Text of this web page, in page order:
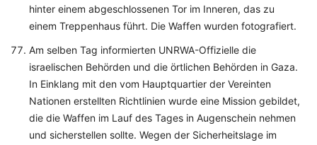
hinter einem abgeschlossenen Tor im Inneren, das zu
einem Treppenhaus führt. Die Waffen wurden fotografiert.
Am selben Tag informierten UNRWA-Offizielle die
israelischen Behörden und die örtlichen Behörden in Gaza.
In Einklang mit den vom Hauptquartier der Vereinten
Nationen erstellten Richtlinien wurde eine Mission gebildet,
die die Waffen im Lauf des Tages in Augenschein nehmen
und sicherstellen sollte. Wegen der Sicherheitslage im